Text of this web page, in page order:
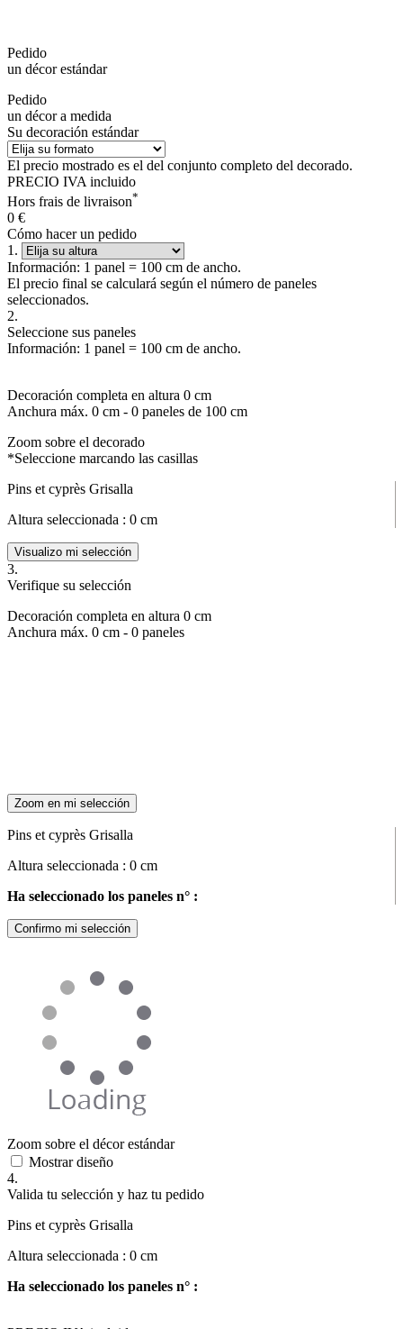
Pedido
un décor estándar
Pedido
un décor a medida
Su decoración estándar
El precio mostrado es el del conjunto completo del decorado.
PRECIO IVA incluido
Hors frais de livraison*
0 €
Cómo hacer un pedido
1.
Información: 1 panel = 100 cm de ancho.
El precio final se calculará según el número de paneles
seleccionados.
2.
Seleccione sus paneles
Información: 1 panel = 100 cm de ancho.
Decoración completa en altura 0 cm
Anchura máx. 0 cm - 0 paneles de 100 cm
Zoom sobre el decorado
*Seleccione marcando las casillas
Pins et cyprès Grisalla
Altura seleccionada : 0 cm
Visualizo mi selección
3.
Verifique su selección
Decoración completa en altura 0 cm
Anchura máx. 0 cm - 0 paneles
Zoom en mi selección
Pins et cyprès Grisalla
Altura seleccionada : 0 cm
Ha seleccionado los paneles n° :
Confirmo mi selección
Zoom sobre el décor estándar
Mostrar diseño
4.
Valida tu selección y haz tu pedido
Pins et cyprès Grisalla
Altura seleccionada : 0 cm
Ha seleccionado los paneles n° :